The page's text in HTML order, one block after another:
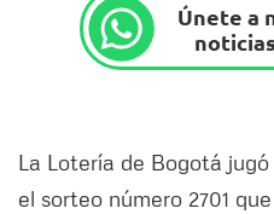
Únete a
La Lotería de Bogotá
el sorteo número 2701